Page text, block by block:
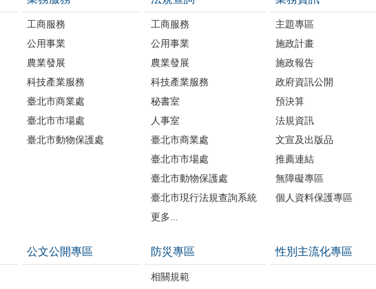
工商服務
公用事業
農業發展
科技產業服務
臺北市商業處
臺北市市場處
臺北市動物保護處
工商服務
公用事業
農業發展
科技產業服務
秘書室
人事室
臺北市商業處
臺北市市場處
臺北市動物保護處
臺北市現行法規查詢系統
更多...
主題專區
施政計畫
施政報告
政府資訊公開
預決算
法規資訊
文宣及出版品
推薦連結
無障礙專區
個人資料保護專區
公文公開專區 防災專區
相關規範
性別主流化專區